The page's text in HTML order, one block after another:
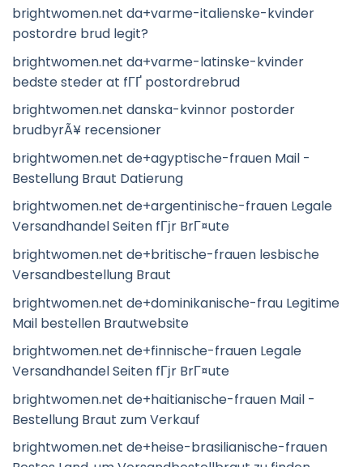
brightwomen.net da+varme-italienske-kvinder
postordre brud legit?
brightwomen.net da+varme-latinske-kvinder
bedste steder at fГҐ postordrebrud
brightwomen.net danska-kvinnor postorder
brudbyrÃ¥ recensioner
brightwomen.net de+agyptische-frauen Mail -
Bestellung Braut Datierung
brightwomen.net de+argentinische-frauen Legale
Versandhandel Seiten fГјr BrГ¤ute
brightwomen.net de+britische-frauen lesbische
Versandbestellung Braut
brightwomen.net de+dominikanische-frau Legitime
Mail bestellen Brautwebsite
brightwomen.net de+finnische-frauen Legale
Versandhandel Seiten fГјr BrГ¤ute
brightwomen.net de+haitianische-frauen Mail -
Bestellung Braut zum Verkauf
brightwomen.net de+heise-brasilianische-frauen